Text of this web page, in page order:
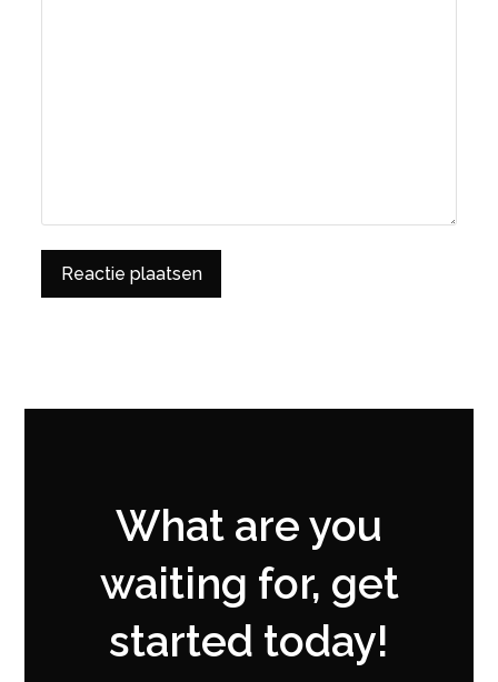
What are you
waiting for, get
started today!